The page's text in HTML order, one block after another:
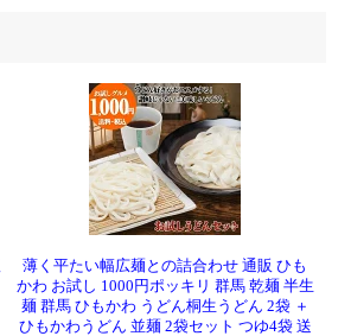
薄く平たい幅広麺との詰合わせ 通販 ひも
かわ お試し 1000円ポッキリ 群馬 乾麺 半生
麺 群馬 ひもかわ うどん桐生うどん 2袋 ＋
ひもかわうどん 並麺 2袋セット つゆ4袋 送